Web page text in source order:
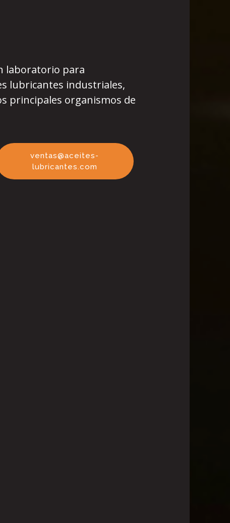
laboratorio para
lubricantes industriales,
principales organismos de
ventas@aceites-
lubricantes.com